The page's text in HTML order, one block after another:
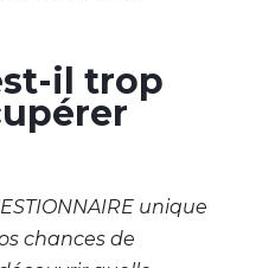
il trop
unique
chances de